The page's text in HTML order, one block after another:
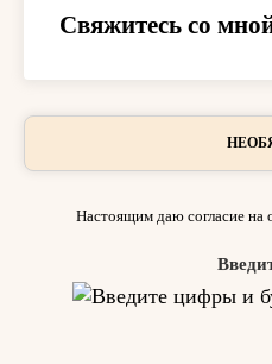
Свяжитесь со
Настоящим даю согласие на